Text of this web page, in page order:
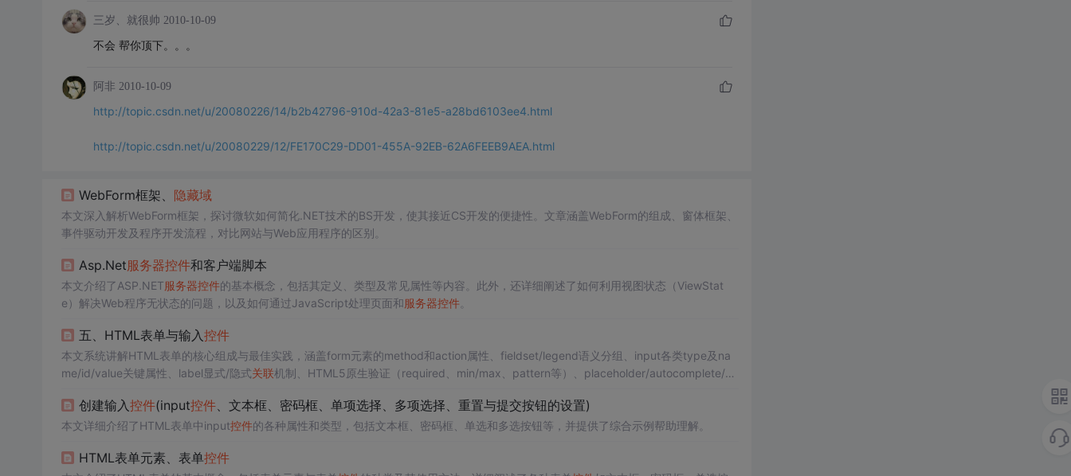
三岁、就很帅 2010-10-09
不会 帮你顶下。。。
阿非 2010-10-09
http://topic.csdn.net/u/20080226/14/b2b42796-910d-42a3-81e5-a28bd6103ee4.html
http://topic.csdn.net/u/20080229/12/FE170C29-DD01-455A-92EB-62A6FEEB9AEA.html
WebForm框架、 隐藏域
本文深入解析WebForm框架，探讨微软如何简化.NET技术的BS开发，使其接近CS开发的便捷性。文章涵盖WebForm的组成、窗体框架、
事件驱动开发及程序开发流程，对比网站与Web应用程序的区别。
Asp.Net服务器控件和客户端脚本
本文介绍了ASP.NET服务器控件的基本概念，包括其定义、类型及常见属性等内容。此外，还详细阐述了如何利用视图状态（ViewStat
e）解决Web程序无状态的问题，以及如何通过JavaScript处理页面和服务器控件。
五、HTML表单与输入控件
本文系统讲解HTML表单的核心组成与最佳实践，涵盖form元素的method和action属性、fieldset/legend语义分组、input各类type及na
me/id/value关键属性、label显式/隐式关联机制、HTML5原生验证（required、min/max、pattern等）、placeholder/autocomplete/da
创建输入控件(input控件、文本框、密码框、单项选择、多项选择、重置与提交按钮的设置)
本文详细介绍了HTML表单中input控件的各种属性和类型，包括文本框、密码框、单选和多选按钮等，并提供了综合示例帮助理解。
HTML表单元素、表单控件